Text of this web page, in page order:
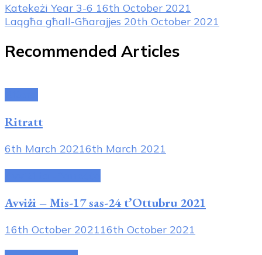
Post
Navigation
Katekeżi Year 3-6 16th October 2021
Laqgħa għall-Għarajjes 20th October 2021
Recommended Articles
Ritratt
6th March 20216th March 2021
Avviżi – Mis-17 sas-24 t’Ottubru 2021
16th October 202116th October 2021